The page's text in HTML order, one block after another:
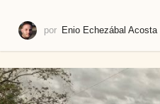
por Enio Echezábal Acosta